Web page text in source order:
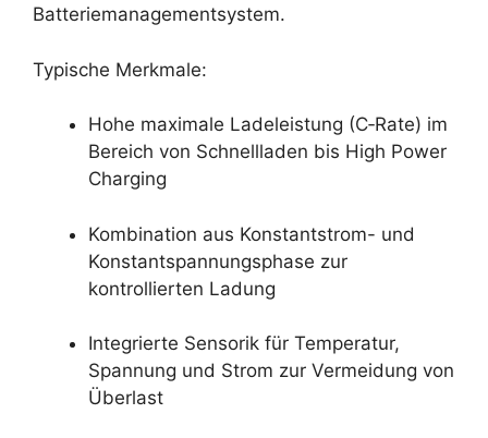
Batteriemanagementsystem.
Typische Merkmale:
Hohe maximale Ladeleistung (C‑Rate) im
Bereich von Schnellladen bis High Power
Charging
Kombination aus Konstantstrom- und
Konstantspannungsphase zur
kontrollierten Ladung
Integrierte Sensorik für Temperatur,
Spannung und Strom zur Vermeidung von
Überlast